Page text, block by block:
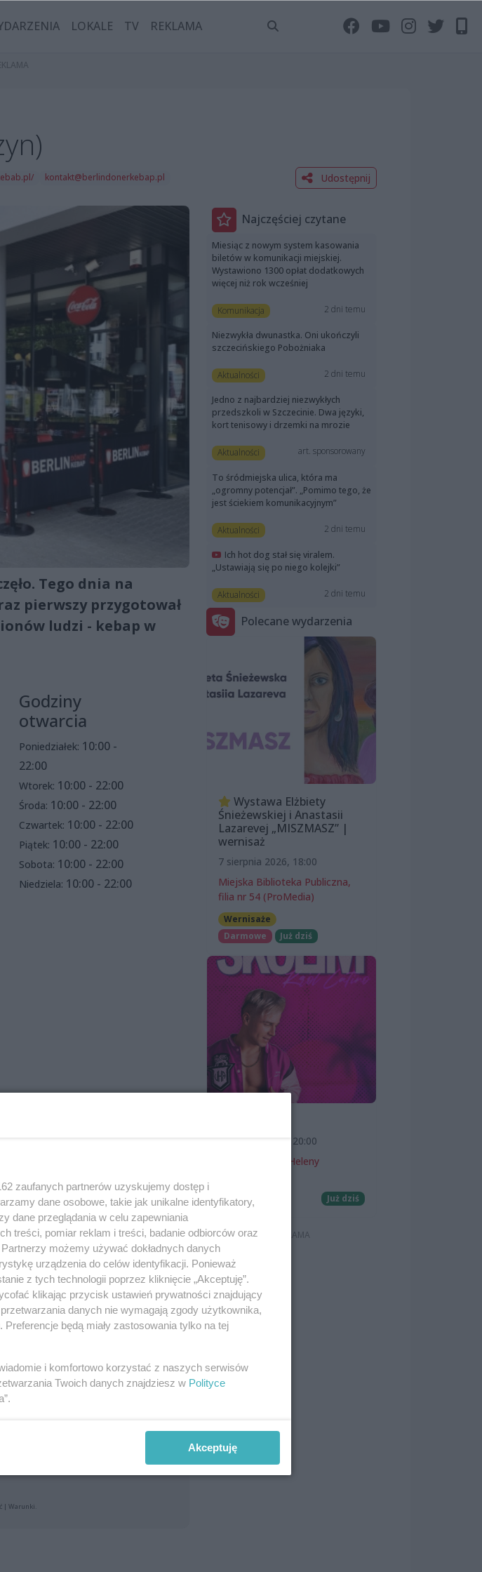
LOKALE TV REKLAMA
kontakt@berlindonerkebap.pl Udostępnij
Tego dnia na
pierwszy przygotował
ludzi - kebap w
Godziny
otwarcia
Poniedziałek: 10:00 -
22:00
Wtorek: 10:00 - 22:00
Środa: 10:00 - 22:00
Czwartek: 10:00 - 22:00
Piątek: 10:00 - 22:00
Sobota: 10:00 - 22:00
Niedziela: 10:00 - 22:00
| Warunki
Najczęściej czytane
Miesiąc z nowym system kasowania
biletów w komunikacji miejskiej.
Wystawiono 1300 opłat dodatkowych
więcej niż rok wcześniej
Komunikacja 2 dni temu
Niezwykła dwunastka. Oni ukończyli
szczecińskiego Pobożniaka
Aktualności 2 dni temu
Jedno z najbardziej niezwykłych
przedszkoli w Szczecinie. Dwa języki,
kort tenisowy i drzemki na mrozie
Aktualności art. sponsorowany
To śródmiejska ulica, która ma
„ogromny potencjał”. „Pomimo tego, że
jest ściekiem komunikacyjnym”
Aktualności 2 dni temu
Ich hot dog stał się viralem.
„Ustawiają się po niego kolejki”
Aktualności 2 dni temu
Polecane wydarzenia
Wystawa Elżbiety
Śnieżewskiej i Anastasii
Lazarevej „MISZMASZ” |
wernisaż
7 sierpnia 2026, 18:00
Miejska Biblioteka Publiczna,
filia nr 54 (ProMedia)
Wernisaże
Darmowe
Już dziś
7 sierpnia 2026, 20:00
Teatr Letni im. Heleny
Koncerty Już dziś
zaufanych partnerów uzyskujemy dostęp i
dane osobowe, takie jak unikalne identyfikatory,
dane przeglądania w celu zapewniania
treści, pomiar reklam i treści, badanie odbiorców oraz
możemy używać dokładnych danych
urządzenia do celów identyfikacji. Ponieważ
z tych technologii poprzez kliknięcie „Akceptuję”.
klikając przycisk ustawień prywatności znajdujący
danych nie wymagają zgody użytkownika,
będą miały zastosowania tylko na tej
i komfortowo korzystać z naszych serwisów
Twoich danych znajdziesz w Polityce
Akceptuję